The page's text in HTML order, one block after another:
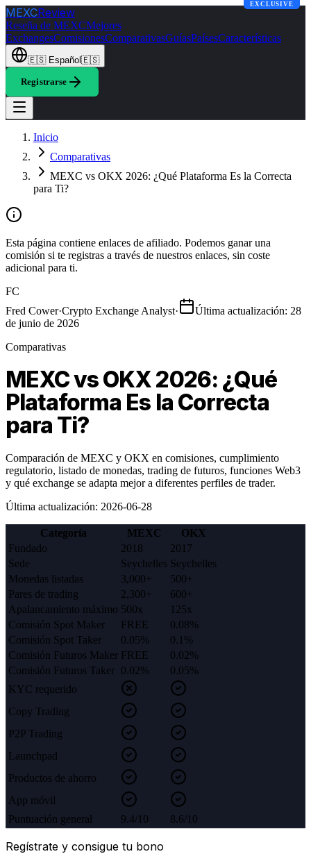
MEXCReview
Reseña de MEXCMejores
ExchangesComisionesComparativasGuíasPaísesCaracterísticas
🇪🇸 Español 🇪🇸
Registrarse
Inicio
Comparativas
MEXC vs OKX 2026: ¿Qué Plataforma Es la Correcta
para Ti?
Esta página contiene enlaces de afiliado. Podemos ganar una
comisión si te registras a través de nuestros enlaces, sin coste
adicional para ti.
FC
Fred Cower·Crypto Exchange Analyst· Última actualización: 28
de junio de 2026
Comparativas
MEXC vs OKX 2026: ¿Qué
Plataforma Es la Correcta
para Ti?
Comparación de MEXC y OKX en comisiones, cumplimiento
regulatorio, listado de monedas, trading de futuros, funciones Web3
y qué exchange se adapta mejor a diferentes perfiles de trader.
Última actualización: 2026-06-28
Categoría MEXC
OKX
Fundado
2018
2017
Sede
Seychelles Seychelles
Monedas listadas
3,000+
500+
Pares de trading
2,300+
600+
Apalancamiento máximo 500x
125x
Comisión Spot Maker
FREE
0.08%
Comisión Spot Taker
0.05%
0.1%
Comisión Futuros Maker FREE
0.02%
Comisión Futuros Taker 0.02%
0.05%
KYC requerido
Copy Trading
P2P Trading
Launchpad
Productos de ahorro
App móvil
Puntuación general
9.4/10 8.6/10
Regístrate y consigue tu bono
EXCLUSIVE
EXCLUSIVE